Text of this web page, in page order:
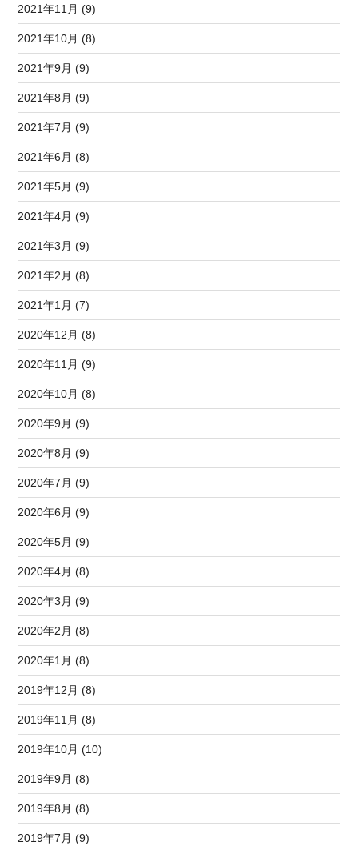
2021年11月 (9)
2021年10月 (8)
2021年9月 (9)
2021年8月 (9)
2021年7月 (9)
2021年6月 (8)
2021年5月 (9)
2021年4月 (9)
2021年3月 (9)
2021年2月 (8)
2021年1月 (7)
2020年12月 (8)
2020年11月 (9)
2020年10月 (8)
2020年9月 (9)
2020年8月 (9)
2020年7月 (9)
2020年6月 (9)
2020年5月 (9)
2020年4月 (8)
2020年3月 (9)
2020年2月 (8)
2020年1月 (8)
2019年12月 (8)
2019年11月 (8)
2019年10月 (10)
2019年9月 (8)
2019年8月 (8)
2019年7月 (9)